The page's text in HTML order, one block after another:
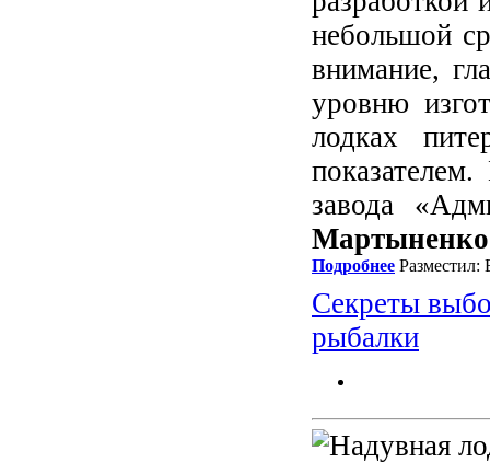
небольшой
внимание,
уровню
лодках
завода
Мартыненко
Подробнее Разместил:
Секреты
рыбалки